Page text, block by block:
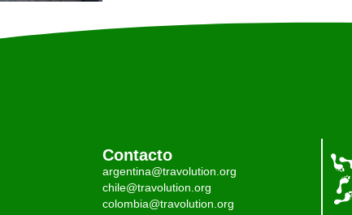
Contacto
argentina@travolution.org
chile@travolution.org
colombia@travolution.org